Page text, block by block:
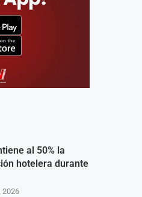
al 50% la
hotelera durante
2026